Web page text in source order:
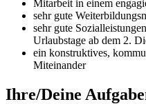
Mitarbeit in einem
sehr gute
sehr gute
Urlaubstage ab dem 2.
ein konstruktives,
Miteinander
Ihre/Deine